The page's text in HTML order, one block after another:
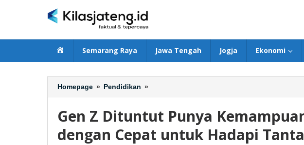
BerandaSemarang Raya Jawa Tengah Jogja Ekonomi
Homepage » Pendidikan »
Z
Punya
Beradaptasi
Gen Z Dituntut Punya
dengan Cepat untuk Hadapi